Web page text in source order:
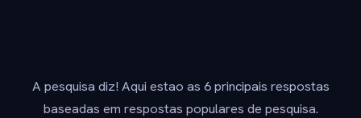
A pesquisa diz! Aqui estao as 6 principais respostas
baseadas em respostas populares de pesquisa.